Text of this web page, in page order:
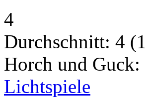
4
Durchschnitt: 4 (1
Horch und Guck:
Lichtspiele